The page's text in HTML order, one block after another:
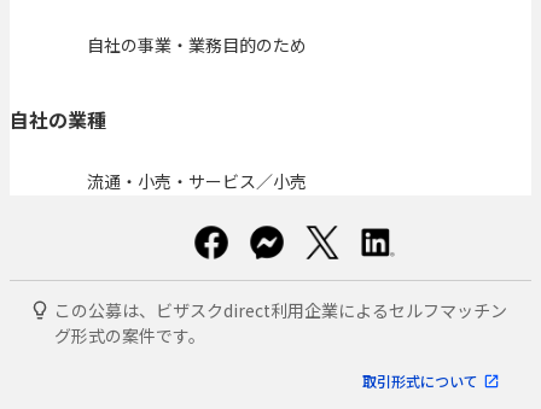
自社の事業・業務目的のため
自社の業種
流通・小売・サービス／小売
この公募は、ビザスクdirect利用企業によるセルフマッチン
グ形式の案件です。
取引形式について